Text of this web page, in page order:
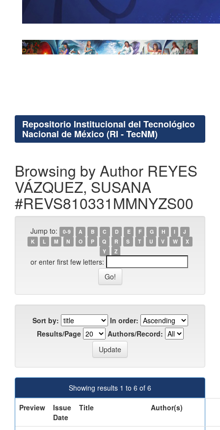
Repositorio Institucional del Tecnológico
Nacional de México (RI - TecNM)
Browsing by Author REYES
VÁZQUEZ, SUSANA
#REVS810331MMNYZS00
Jump to: 0-9 A B C D E F G H I
J
K
L M N O P Q R S T U V W
X
Y
Z
or enter first few letters:
Sort by:
In order:
Results/Page
Authors/Record:
Showing results 1 to 6 of 6
Preview
Issue
Date
Title Author(s)